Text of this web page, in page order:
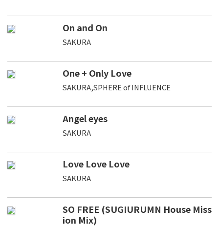
On and On
SAKURA
One + Only Love
SAKURA,SPHERE of INFLUENCE
Angel eyes
SAKURA
Love Love Love
SAKURA
SO FREE (SUGIURUMN House Miss
ion Mix)